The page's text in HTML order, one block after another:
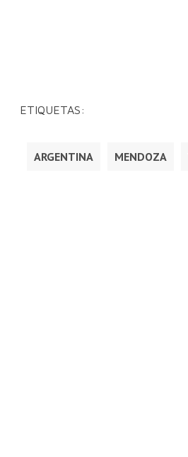
ETIQUETAS:
ARGENTINA MENDOZA